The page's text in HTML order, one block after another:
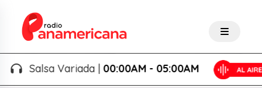
Salsa Variada |00:00AM - 05:00AM